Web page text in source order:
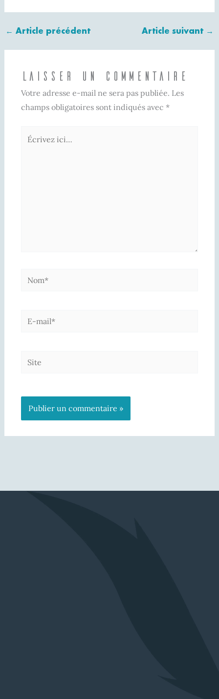
← Article précédent Article suivant →
Laisser un commentaire
Votre adresse e-mail ne sera pas publiée. Les
champs obligatoires sont indiqués avec *
Nom*
E-
Site